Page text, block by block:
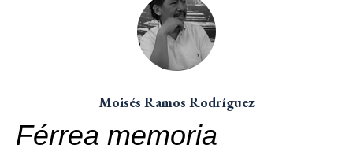
Moisés Ramos Rodríguez
Férrea memoria